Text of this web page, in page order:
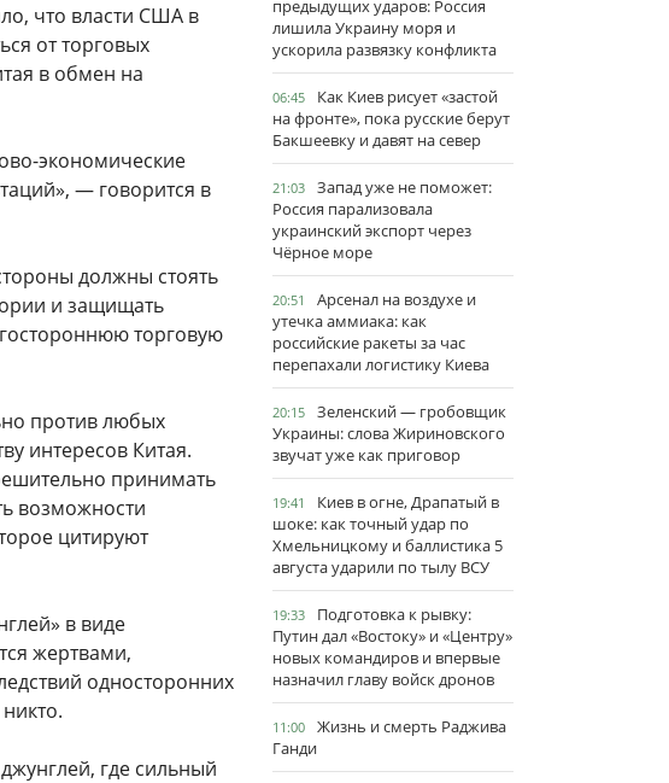
что власти США в
от торговых
в обмен на
экономические
— говорится в
должны стоять
и защищать
торговую
против любых
интересов Китая.
принимать
возможности
цитируют
в виде
жертвами,
односторонних
где сильный
предыдущих ударов: Россия
лишила Украину моря и
ускорила развязку конфликта
06:45
Как Киев рисует «застой
на фронте», пока русские берут
Бакшеевку и давят на север
21:03
Запад уже не поможет:
Россия парализовала
украинский экспорт через
Чёрное море
20:51
Арсенал на воздухе и
утечка аммиака: как
российские ракеты за час
перепахали логистику Киева
20:15
Зеленский — гробовщик
Украины: слова Жириновского
звучат уже как приговор
19:41
Киев в огне, Драпатый в
шоке: как точный удар по
Хмельницкому и баллистика 5
августа ударили по тылу ВСУ
19:33
Подготовка к рывку:
Путин дал «Востоку» и «Центру»
новых командиров и впервые
назначил главу войск дронов
11:00
Жизнь и смерть Раджива
Ганди